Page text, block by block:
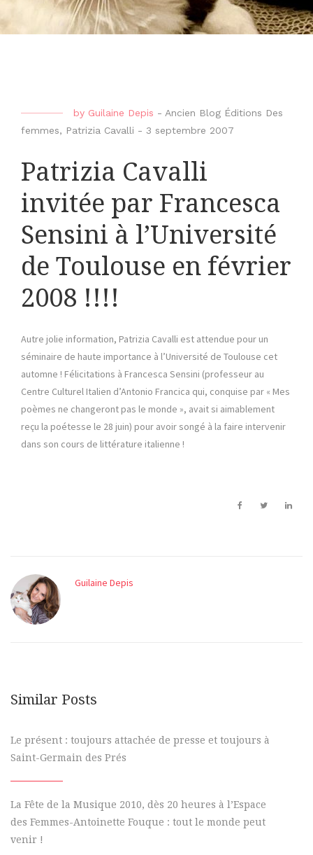
by Guilaine Depis - Ancien Blog Éditions Des
femmes, Patrizia Cavalli - 3 septembre 2007
Patrizia Cavalli
invitée par Francesca
Sensini à l’Université
de Toulouse en février
2008 !!!!
Autre jolie information, Patrizia Cavalli est attendue pour un
séminaire de haute importance à l’Université de Toulouse cet
automne ! Félicitations à Francesca Sensini (professeur au
Centre Culturel Italien d’Antonio Francica qui, conquise par « Mes
poèmes ne changeront pas le monde », avait si aimablement
reçu la poétesse le 28 juin) pour avoir songé à la faire intervenir
dans son cours de littérature italienne !
Guilaine Depis
Similar Posts
Le présent : toujours attachée de presse et toujours à
Saint-Germain des Prés
La Fête de la Musique 2010, dès 20 heures à l’Espace
des Femmes-Antoinette Fouque : tout le monde peut
venir !